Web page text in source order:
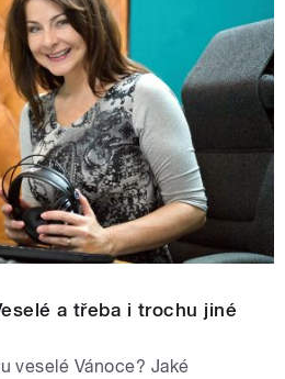
a třeba i trochu jiné
veselé Vánoce? Jaké